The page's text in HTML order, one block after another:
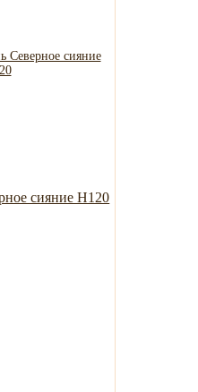
сияние H120